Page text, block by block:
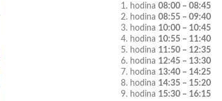
1. hodina 08:00 – 08:45
2. hodina 08:55 – 09:40
3. hodina 10:00 – 10:45
4. hodina 10:55 – 11:40
5. hodina 11:50 – 12:35
6. hodina 12:45 – 13:30
7. hodina 13:40 – 14:25
8. hodina 14:35 – 15:20
9. hodina 15:30 – 16:15